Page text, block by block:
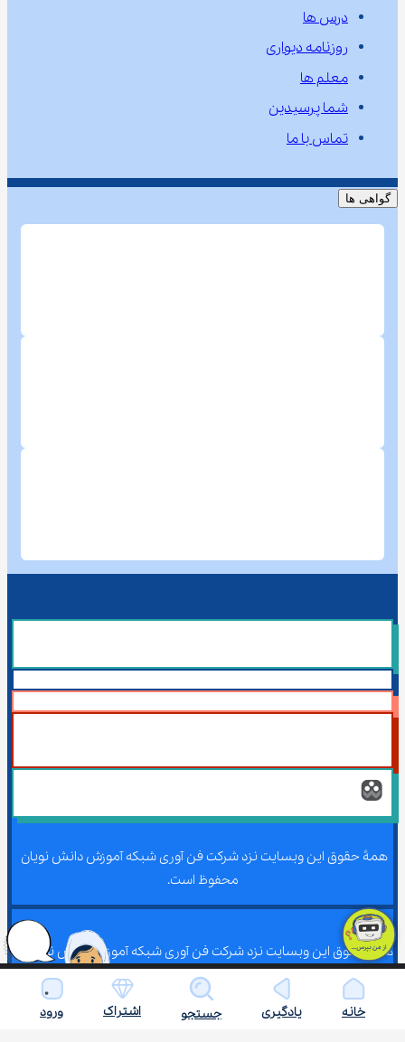
درس ها
روزنامه دیواری
معلم ها
شما پرسیدین
تماس با ما
گواهی ها
همۀ حقوق این وبسایت نزد شرکت فن آوری شبکه آموزش دانش نویان
محفوظ است.
همۀ حقوق این وبسایت نزد شرکت فن آوری شبکه آموزش دانش نویان
محفوظ است.
خانه یادگیری جستجو اشتراک ورود